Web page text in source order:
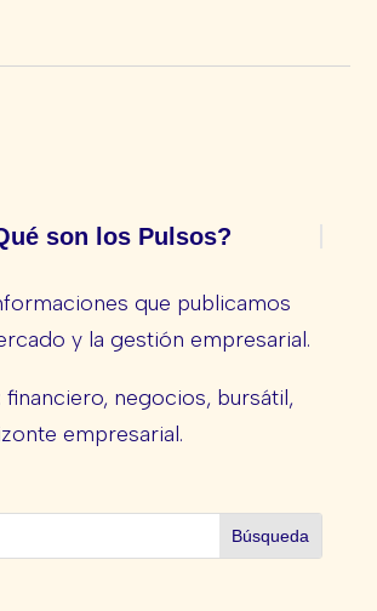
son los Pulsos?
que publicamos
y la gestión empresarial.
financiero, negocios, bursátil,
empresarial.